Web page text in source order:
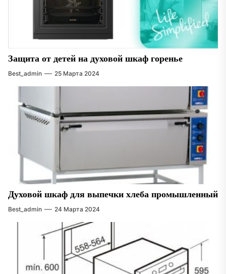
Защита от детей на духовой шкаф горенье
Best_admin 25 Марта 2024
Духовой шкаф для выпечки хлеба промышленный
Best_admin 24 Марта 2024